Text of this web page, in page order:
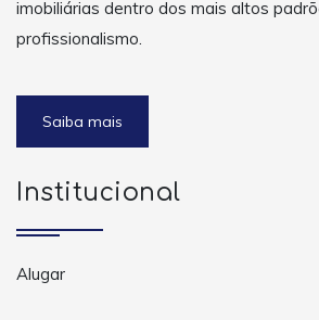
imobiliárias dentro dos mais altos
profissionalismo.
Saiba mais
Institucional
Alugar